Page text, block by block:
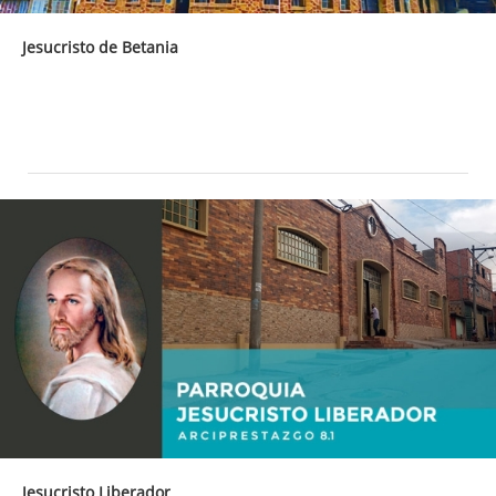
Jesucristo de Betania